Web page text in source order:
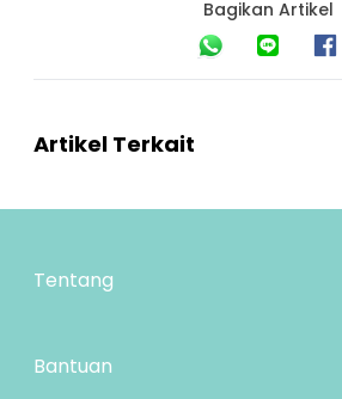
Bagikan Artikel
Artikel Terkait
Tentang
Lokasi Toko
Bantuan